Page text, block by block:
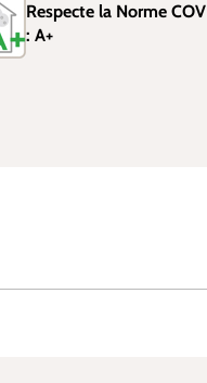
Respecte la Norme COV
: A+